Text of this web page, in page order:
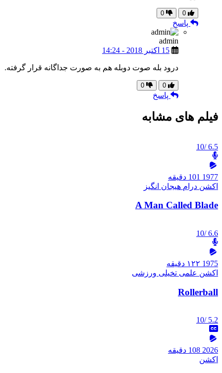
0
0
پاسخ
admin
15 اکتبر 2018 - 14:24
درود بله صوت دوبله هم به صورت جداگانه قرار گرفته.
0
0
پاسخ
فیلم های مشابه
6.5
/10
1977 101 دقیقه
اکشن درام هیجان انگیز
A Man Called Blade
6.6
/10
1975 ۱۲۲ دقیقه
اکشن علمی تخیلی ورزشی
Rollerball
5.2
/10
2026 108 دقیقه
اکشن